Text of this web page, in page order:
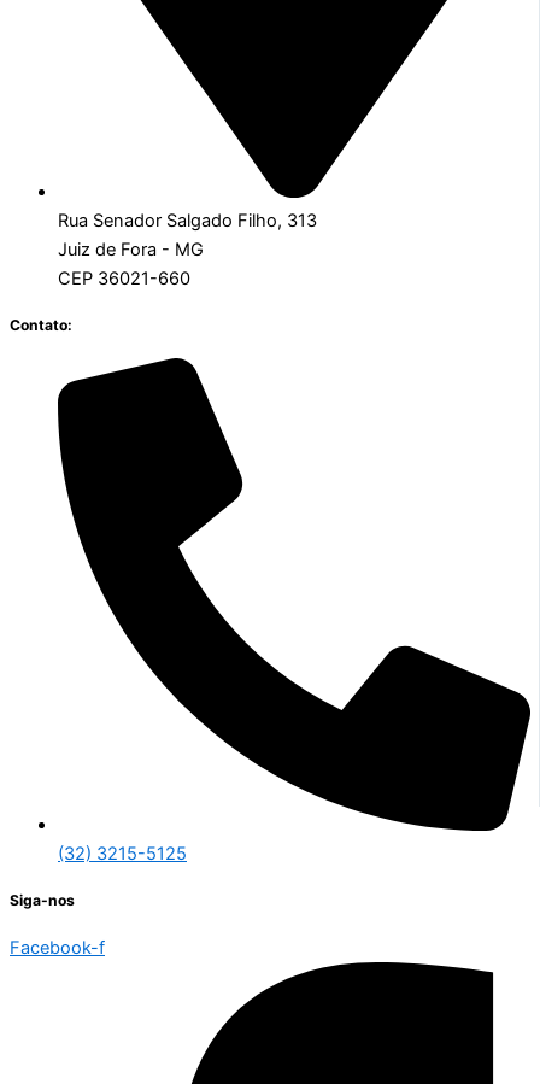
Rua Senador Salgado Filho, 313
Juiz de Fora - MG
CEP 36021-660
Contato:
(32) 3215-5125
Siga-nos
Facebook-f